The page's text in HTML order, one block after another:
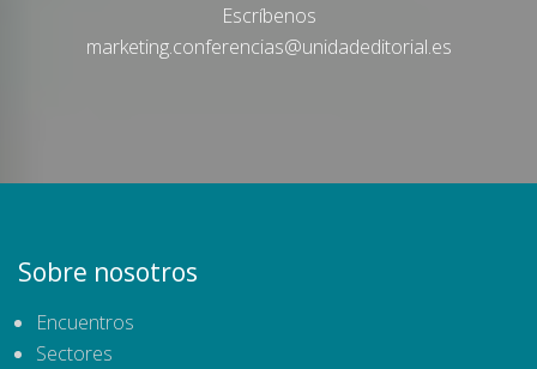
Escríbenos
marketing.conferencias@unidadeditorial.es
Sobre nosotros
Encuentros
Sectores